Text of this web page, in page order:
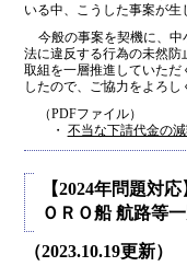
いる中、こうした事案が生
今般の事案を契機に、
法に違反する行為の未然
取組を一層推進していただ
したので、ご協力をよろし
（PDFファイル）
・ 不当な下請代金の
【2024年問題対
ＯＲＯ船 航路等
（2023.10.19更新）